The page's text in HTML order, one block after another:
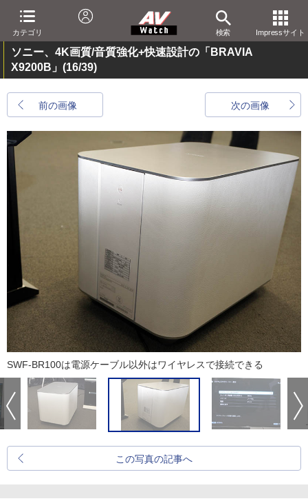
カテゴリ 検索 Impressサイト
ソニー、4K画質/音質強化+快速設計の「BRAVIA
X9200B」 (16/39)
前の画像 次の画像
SWF-BR100は電源ケーブル以外はワイヤレスで接続できる
この写真の記事へ